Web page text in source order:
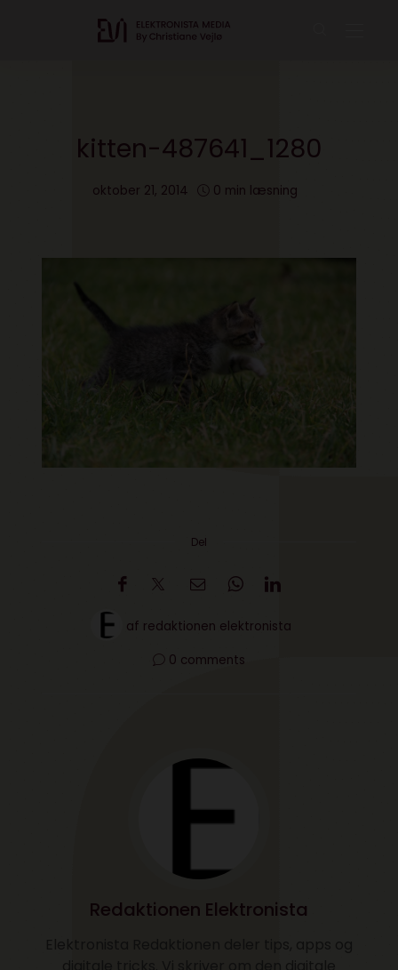
kitten-487641_1280
oktober 21, 2014 0 min læsning
Del
af redaktionen elektronista
0 comments
Redaktionen Elektronista